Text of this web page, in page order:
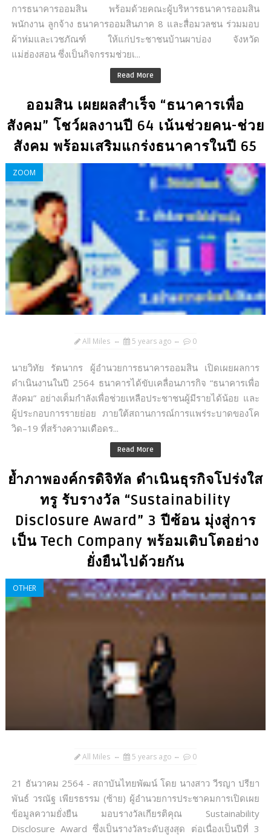
การธนาคารออมสิน พร้อมด้วยคณะผู้บริหารธนาคารออมสิน
พนักงาน ลูกจ้าง ธนาคารออมสินภาค 8 และสื่อมวลชน ร่วมมอบ
ผ้าห่มและเวชภัณฑ์ ให้แก่ประชาชนบ้านผาบ่อง จังหวัด
แม่ฮ่องสอน ซึ่งเป็นกิจกรรมช่วยเ...
Read More
ออมสิน เผยผลสำเร็จ “ธนาคารเพื่อ
สังคม” โชว์ผลงานปี 64 เน้นช่วยคน-ช่วย
สังคม พร้อมเสริมแกร่งธนาคารในปี 65
ZOOM
All Miles 5 years ago 0
นายวิทัย รัตนากร ผู้อำนวยการธนาคารออมสิน เปิดเผยผลการ
ดำเนินงานในปี 2564 ธนาคารได้ขับเคลื่อนภารกิจ “ธนาคารเพื่อ
สังคม” อย่างเต็มกำลังเพื่อช่วยเหลือประชาชนผู้มีรายได้น้อย และ
ผู้ประกอบการรายย่อย ภายใต้สถานการณ์การแพร่ระบาดของโค
วิด–19 ที่สร้างความเดือดร...
Read More
ย้ำภาพองค์กรดิจิทัล ดำเนินธุรกิจโปร่งใส
ทรู รับรางวัล “Sustainability
Disclosure Award” 3 ปีซ้อน มุ่งสู่การ
เป็น Tech Company พร้อมเติบโตอย่าง
ยั่งยืนไปด้วยกัน
OTHER
All Miles 5 years ago 0
21 ธันวาคม 2564 - สถาบันไทยพัฒน์ โดย นางสาว วีรญา ปรียา
พันธ์ วรณัฐ เพียรธรรม (ซ้าย) ผู้อำนวยการประชาคมการเปิดเผย
ข้อมูลความยั่งยืน มอบรางวัลเกียรติคุณ Sustainability
Disclosure Award ซึ่งเป็นรางวัลระดับสูงสุด ต่อเนื่องเป็นปีที่ 3